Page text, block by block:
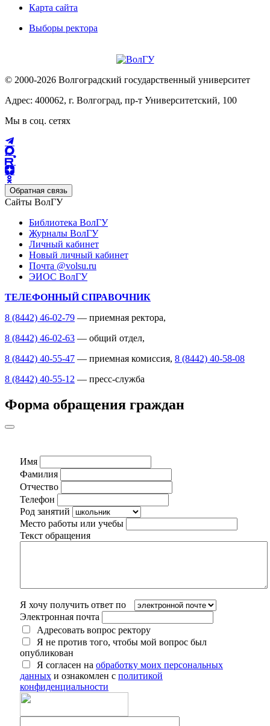
Карта сайта
Выборы ректора
© 2000-2026 Волгоградский государственный университет
Адрес: 400062, г. Волгоград, пр-т Университетский, 100
Мы в соц. сетях
Обратная связь
Сайты ВолГУ
Библиотека ВолГУ
Журналы ВолГУ
Личный кабинет
Новый личный кабинет
Почта @volsu.ru
ЭИОС ВолГУ
ТЕЛЕФОННЫЙ СПРАВОЧНИК
8 (8442) 46-02-79 — приемная ректора,
8 (8442) 46-02-63 — общий отдел,
8 (8442) 40-55-47 — приемная комиссия, 8 (8442) 40-58-08
8 (8442) 40-55-12 — пресс-служба
Форма обращения граждан
Имя
Фамилия
Отчество
Телефон
Род занятий
Место работы или учебы
Текст обращения
Я хочу получить ответ по
Электронная почта
Адресовать вопрос ректору
Я не против того, чтобы мой вопрос был
опубликован
Я согласен на обработку моих персональных
данных и ознакомлен с политикой
конфиденциальности